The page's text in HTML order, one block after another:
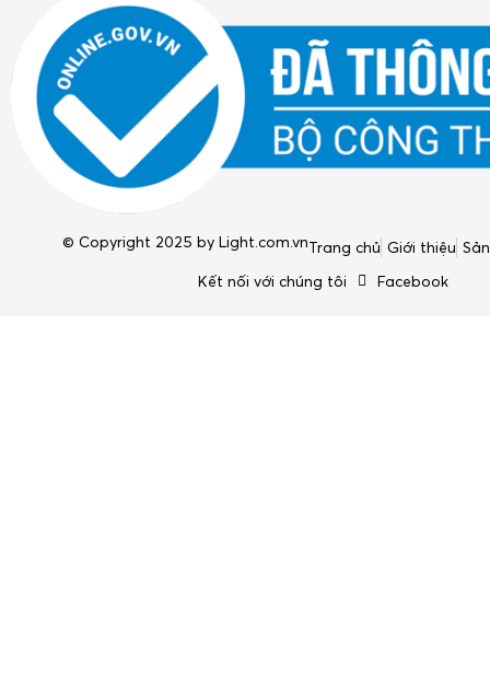
© Copyright 2025 by Light.com.vnTrang chủ Giới thiệu
Kết nối với chúng tôi
Facebook